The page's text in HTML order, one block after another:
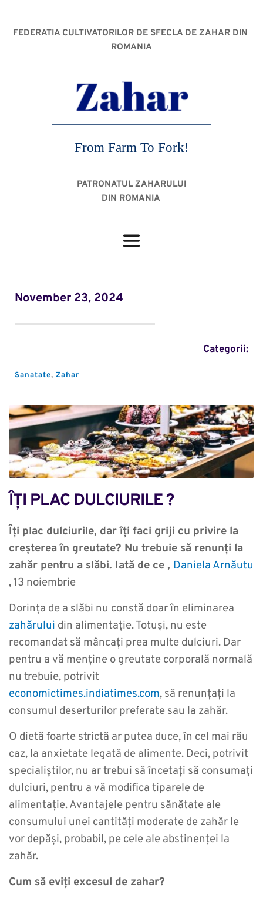
FEDERATIA CULTIVATORILOR DE SFECLA DE ZAHAR DIN
ROMANIA
From Farm To Fork!
PATRONATUL ZAHARULUI
DIN ROMANIA
November 23, 2024
Categorii:
Sanatate, Zahar
ÎȚI PLAC DULCIURILE ?
Îți plac dulciurile, dar îți faci griji cu privire la
creșterea în greutate? Nu trebuie să renunți la
zahăr pentru a slăbi. Iată de ce , Daniela Arnăutu
, 13 noiembrie
Dorința de a slăbi nu constă doar în eliminarea
zahărului din alimentație. Totuși, nu este
recomandat să mâncați prea multe dulciuri. Dar
pentru a vă menține o greutate corporală normală
nu trebuie, potrivit
economictimes.indiatimes.com, să renunțați la
consumul deserturilor preferate sau la zahăr.
O dietă foarte strictă ar putea duce, în cel mai rău
caz, la anxietate legată de alimente. Deci, potrivit
specialiștilor, nu ar trebui să încetați să consumați
dulciuri, pentru a vă modifica tiparele de
alimentație. Avantajele pentru sănătate ale
consumului unei cantități moderate de zahăr le
vor depăși, probabil, pe cele ale abstinenței la
zahăr.
Cum să eviți excesul de zahar?